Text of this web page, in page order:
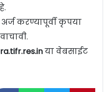
करण्यापूर्वी कृपया
या वेबसाईट